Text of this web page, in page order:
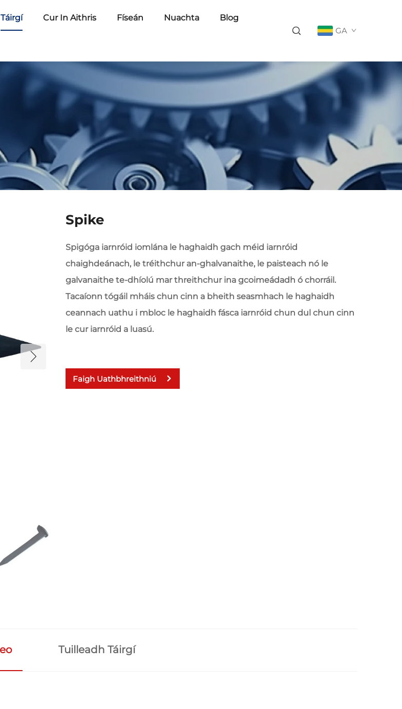
Táirgí Cur In Aithris Físeán Nuachta Blog
GA
Spike
Spigóga iarnróid iomlána le haghaidh gach méid iarnróid
chaighdeánach, le tréithchur an-ghalvanaithe, le paisteach nó le
galvanaithe te-dhíolú mar threithchur ina gcoimeádadh ó chorráil.
Tacaíonn tógáil mháis chun cinn a bheith seasmhach le haghaidh
ceannach uathu i mbloc le haghaidh fásca iarnróid chun dul chun cinn
le cur iarnróid a luasú.
Faigh Uathbhreithniú
Tuilleadh Táirgí